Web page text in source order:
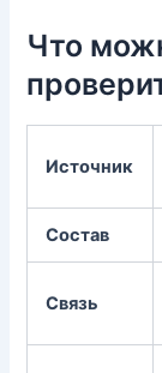
Что
Источник
Состав
Связь